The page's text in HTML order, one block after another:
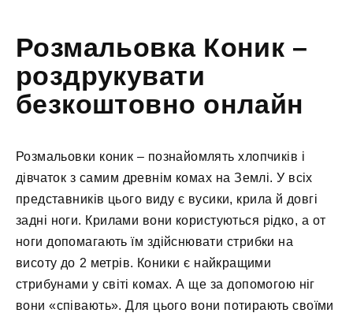
Розмальовка Коник –
роздрукувати
безкоштовно онлайн
Розмальовки коник – познайомлять хлопчиків і
дівчаток з самим древнім комах на Землі. У всіх
представників цього виду є вусики, крила й довгі
задні ноги. Крилами вони користуються рідко, а от
ноги допомагають їм здійснювати стрибки на
висоту до 2 метрів. Коники є найкращими
стрибунами у світі комах. А ще за допомогою ніг
вони «співають». Для цього вони потирають своїми